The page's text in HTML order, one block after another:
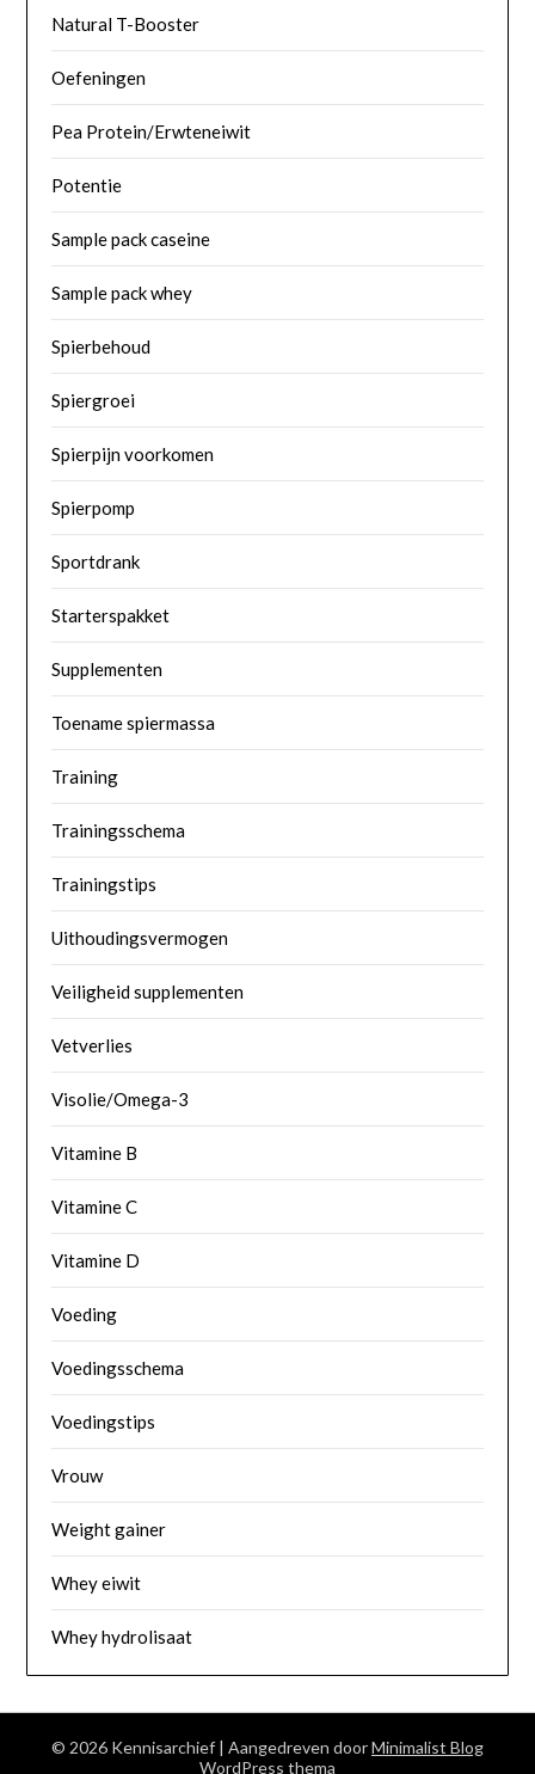
Natural T-Booster
Oefeningen
Pea Protein/Erwteneiwit
Potentie
Sample pack caseine
Sample pack whey
Spierbehoud
Spiergroei
Spierpijn voorkomen
Spierpomp
Sportdrank
Starterspakket
Supplementen
Toename spiermassa
Training
Trainingsschema
Trainingstips
Uithoudingsvermogen
Veiligheid supplementen
Vetverlies
Visolie/Omega-3
Vitamine B
Vitamine C
Vitamine D
Voeding
Voedingsschema
Voedingstips
Vrouw
Weight gainer
Whey eiwit
Whey hydrolisaat
© 2026 Kennisarchief | Aangedreven doorMinimalist Blog
WordPress thema